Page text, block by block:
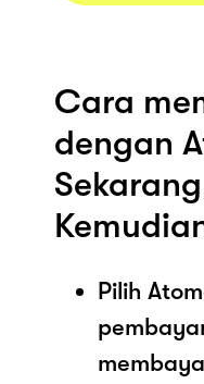
Cara
dengan
Pilih